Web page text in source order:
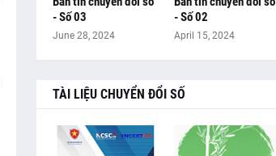
- Số 03
June 28, 2024
- Số 02
April 15, 2024
TÀI LIỆU CHUYỂN ĐỔI SỐ